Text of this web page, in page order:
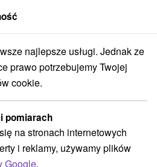
Polhora Rozhľadňa Zbojská
Przejdź do
najlepsze usługi. Jednak ze
prawo potrzebujemy Twojej
cookie.
pomiarach
na stronach internetowych
i reklamy, używamy plików
Google.